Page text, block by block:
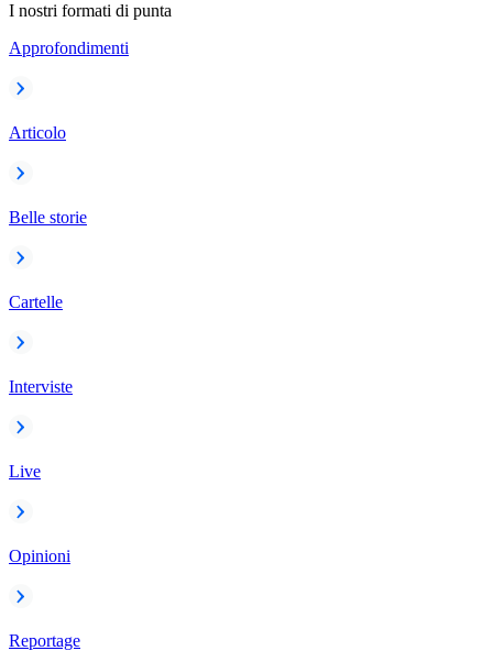
I nostri formati di punta
Approfondimenti
Articolo
Belle storie
Cartelle
Interviste
Live
Opinioni
Reportage